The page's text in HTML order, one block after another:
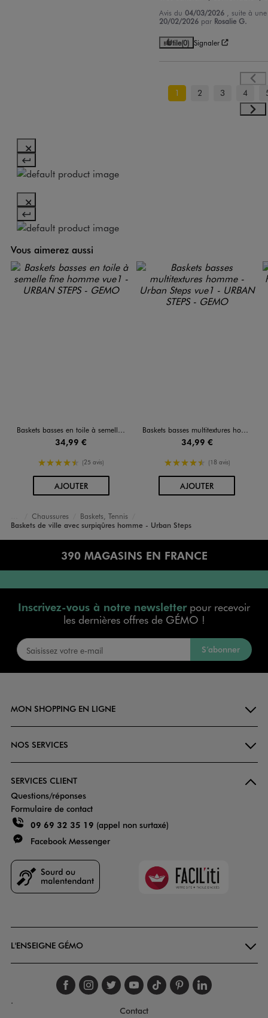
Avis du04/03/2026
, suite à
20/02/2026 par Rosalie G.
Utile(0) Signaler
1 2 3 4
Vous aimerez aussi
Baskets basses en toile à semelle fine homme
34,99 €
4.5/5 de moyenne
(25 avis)
AJOUTERAU PANIER
Baskets basses multitextures homme - Urban Steps
34,99 €
4.5/5 de moyenne
(18 avis)
AJOUTERAU PANIER
Accueil
Homme
Chaussures
Baskets, Tennis
Baskets de ville avec surpiqûres homme - Urban Steps
390 MAGASINS EN FRANCE
Inscrivez-vous à notre newsletterpour recevoir
les dernières offres de GÉMO !
S’abonner
MON SHOPPING EN LIGNE
NOS SERVICES
SERVICES CLIENT
Questions/réponses
Formulaire de contact
09 69 32 35 19 (appel non surtaxé)
Facebook Messenger
Faciliti
L'ENSEIGNE GÉMO
Suivez-nous sur
Suivez-nous sur
Suivez-nous sur
Suivez-nous
Suivez-nous
Suivez-
.
Contact